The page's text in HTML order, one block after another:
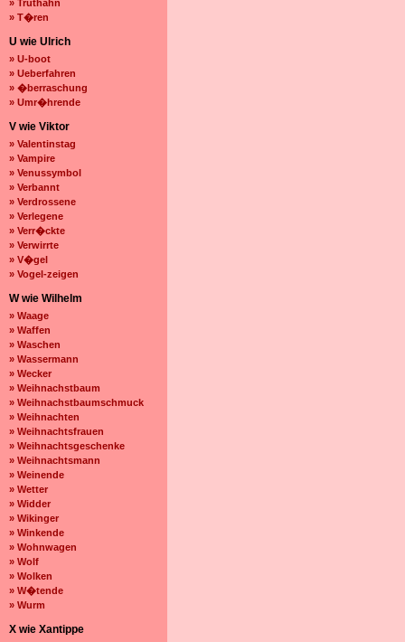
» Truthahn
» T�ren
U wie Ulrich
» U-boot
» Ueberfahren
» �berraschung
» Umr�hrende
V wie Viktor
» Valentinstag
» Vampire
» Venussymbol
» Verbannt
» Verdrossene
» Verlegene
» Verr�ckte
» Verwirrte
» V�gel
» Vogel-zeigen
W wie Wilhelm
» Waage
» Waffen
» Waschen
» Wassermann
» Wecker
» Weihnachstbaum
» Weihnachstbaumschmuck
» Weihnachten
» Weihnachtsfrauen
» Weihnachtsgeschenke
» Weihnachtsmann
» Weinende
» Wetter
» Widder
» Wikinger
» Winkende
» Wohnwagen
» Wolf
» Wolken
» W�tende
» Wurm
X wie Xantippe